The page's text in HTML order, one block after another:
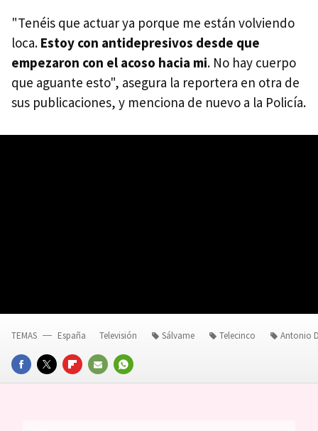
"Tenéis que actuar ya porque me están volviendo
loca. Estoy con antidepresivos desde que
empezaron con el acoso hacia mi. No hay cuerpo
que aguante esto", asegura la reportera en otra de
sus publicaciones, y menciona de nuevo a la Policía.
FACEBOOKTWITTERFLIPBOARD
E-
WHATSAPP
TEMAS España Televisión Sálvame Telecinco Antonio